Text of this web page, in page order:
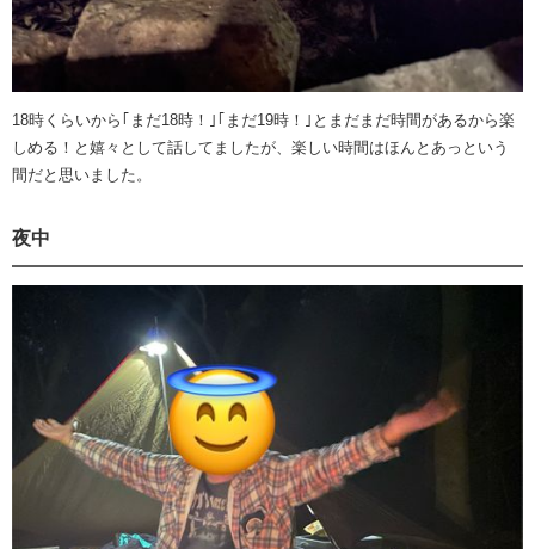
18時くらいから｢まだ18時！｣｢まだ19時！｣とまだまだ時間があるから楽
しめる！と嬉々として話してましたが、楽しい時間はほんとあっという
間だと思いました。
夜中